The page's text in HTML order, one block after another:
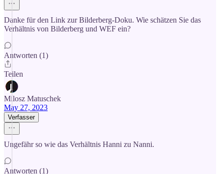
Danke für den Link zur Bilderberg-Doku. Wie schätzen Sie das
Verhältnis von Bilderberg und WEF ein?
Antworten (1)
Teilen
Milosz Matuschek
May 27, 2023
Verfasser
Ungefähr so wie das Verhältnis Hanni zu Nanni.
Antworten (1)